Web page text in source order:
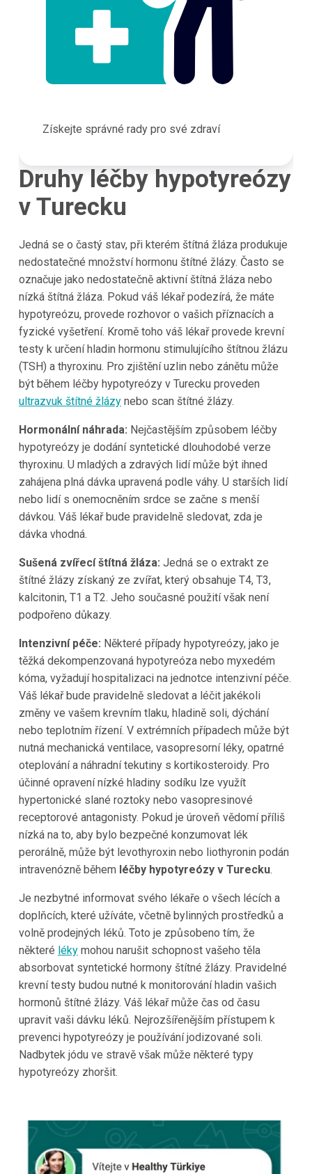
Získejte správné rady pro své zdraví
Druhy léčby hypotyreózy
v Turecku
Jedná se o častý stav, při kterém štítná žláza produkuje
nedostatečné množství hormonu štítné žlázy. Často se
označuje jako nedostatečně aktivní štítná žláza nebo
nízká štítná žláza. Pokud váš lékař podezírá, že máte
hypotyreózu, provede rozhovor o vašich příznacích a
fyzické vyšetření. Kromě toho váš lékař provede krevní
testy k určení hladin hormonu stimulujícího štítnou žlázu
(TSH) a thyroxinu. Pro zjištění uzlin nebo zánětu může
být během léčby hypotyreózy v Turecku proveden
ultrazvuk štítné žlázynebo scan štítné žlázy.
Hormonální náhrada: Nejčastějším způsobem léčby
hypotyreózy je dodání syntetické dlouhodobé verze
thyroxinu. U mladých a zdravých lidí může být ihned
zahájena plná dávka upravená podle váhy. U starších lidí
nebo lidí s onemocněním srdce se začne s menší
dávkou. Váš lékař bude pravidelně sledovat, zda je
dávka vhodná.
Sušená zvířecí štítná žláza: Jedná se o extrakt ze
štítné žlázy získaný ze zvířat, který obsahuje T4, T3,
kalcitonin, T1 a T2. Jeho současné použití však není
podpořeno důkazy.
Intenzivní péče: Některé případy hypotyreózy, jako je
těžká dekompenzovaná hypotyreóza nebo myxedém
kóma, vyžadují hospitalizaci na jednotce intenzivní péče.
Váš lékař bude pravidelně sledovat a léčit jakékoli
změny ve vašem krevním tlaku, hladině soli, dýchání
nebo teplotním řízení. V extrémních případech může být
nutná mechanická ventilace, vasopresorní léky, opatrné
oteplování a náhradní tekutiny s kortikosteroidy. Pro
účinné opravení nízké hladiny sodíku lze využít
hypertonické slané roztoky nebo vasopresinové
receptorové antagonisty. Pokud je úroveň vědomí příliš
nízká na to, aby bylo bezpečné konzumovat lék
perorálně, může být levothyroxin nebo liothyronin podán
intravenózně během léčby hypotyreózy v Turecku.
Je nezbytné informovat svého lékaře o všech lécích a
doplňcích, které užíváte, včetně bylinných prostředků a
volně prodejných léků. Toto je způsobeno tím, že
některé lékymohou narušit schopnost vašeho těla
absorbovat syntetické hormony štítné žlázy. Pravidelné
krevní testy budou nutné k monitorování hladin vašich
hormonů štítné žlázy. Váš lékař může čas od času
upravit vaši dávku léků. Nejrozšířenějším přístupem k
prevenci hypotyreózy je používání jodizované soli.
Nadbytek jódu ve stravě však může některé typy
hypotyreózy zhoršit.